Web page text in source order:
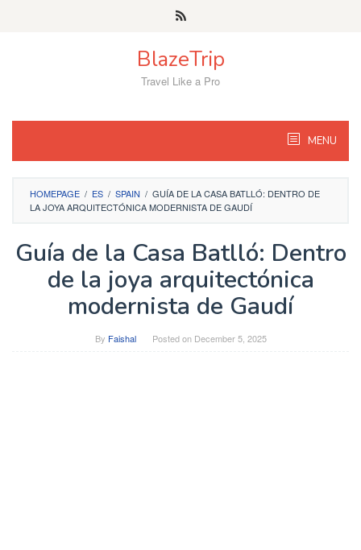
BlazeTrip
Travel Like a Pro
MENU
HOMEPAGE / ES / SPAIN / GUÍA DE LA CASA BATLLÓ: DENTRO DE
LA JOYA ARQUITECTÓNICA MODERNISTA DE GAUDÍ
Guía de la Casa Batlló: Dentro
de la joya arquitectónica
modernista de Gaudí
By Faishal Posted on December 5, 2025